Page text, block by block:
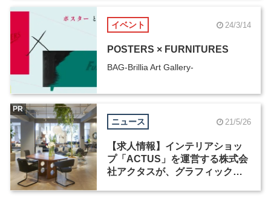
イベント 24/3/14
POSTERS × FURNITURES
BAG-Brillia Art Gallery-
ニュース 21/5/26
【求人情報】インテリアショッ
プ「ACTUS」を運営する株式会
社アクタスが、グラフィックデ
PR